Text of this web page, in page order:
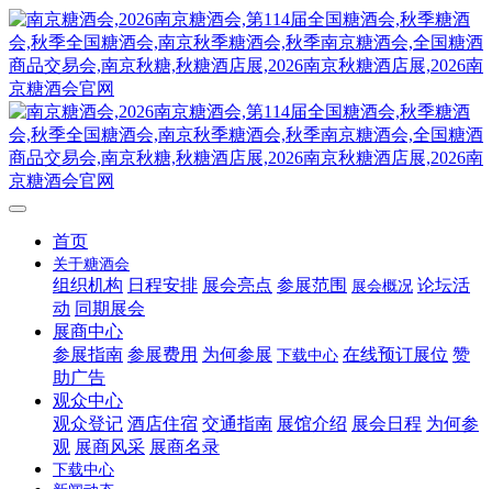
首页
关于糖酒会
组织机构 日程安排 展会亮点 参展范围 展会概况 论坛活
动 同期展会
展商中心
参展指南 参展费用 为何参展 下载中心 在线预订展位 赞
助广告
观众中心
观众登记 酒店住宿 交通指南 展馆介绍 展会日程 为何参
观 展商风采 展商名录
下载中心